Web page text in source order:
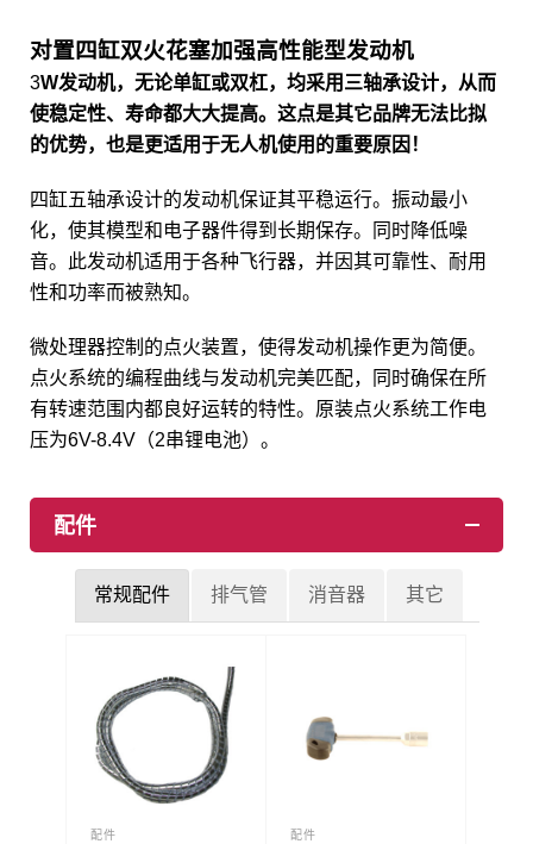
对置四缸双火花塞加强高性能型发动机
3W发动机，无论单缸或双杠，均采用三轴承设计，从而
使稳定性、寿命都大大提高。这点是其它品牌无法比拟
的优势，也是更适用于无人机使用的重要原因！
四缸五轴承设计的发动机保证其平稳运行。振动最小
化，使其模型和电子器件得到长期保存。同时降低噪
音。此发动机适用于各种飞行器，并因其可靠性、耐用
性和功率而被熟知。
微处理器控制的点火装置，使得发动机操作更为简便。
点火系统的编程曲线与发动机完美匹配，同时确保在所
有转速范围内都良好运转的特性。原装点火系统工作电
压为6V-8.4V（2串锂电池）。
配件
常规配件 排气管 消音器 其它
配件 配件